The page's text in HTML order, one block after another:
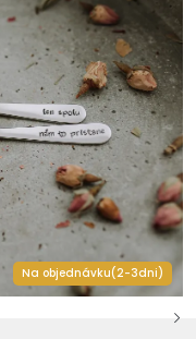
Na objednávku(2-3dni)